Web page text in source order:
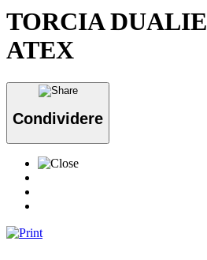
TORCIA DUALIE
ATEX
Condividere